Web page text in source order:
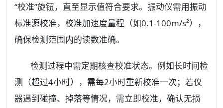
“校准”旋钮，直至显示值符合要求。振动仪需用振动
标准源校准，校准加速度量程（如0.1-100m/s²），
确保检测范围内的读数准确。
检测过程中需定期核查校准状态。例如长时间检
测（超过4小时），需每2小时重新校准一次；若仪
器遇到碰撞、掉落等情况，需立即校准，确认无损